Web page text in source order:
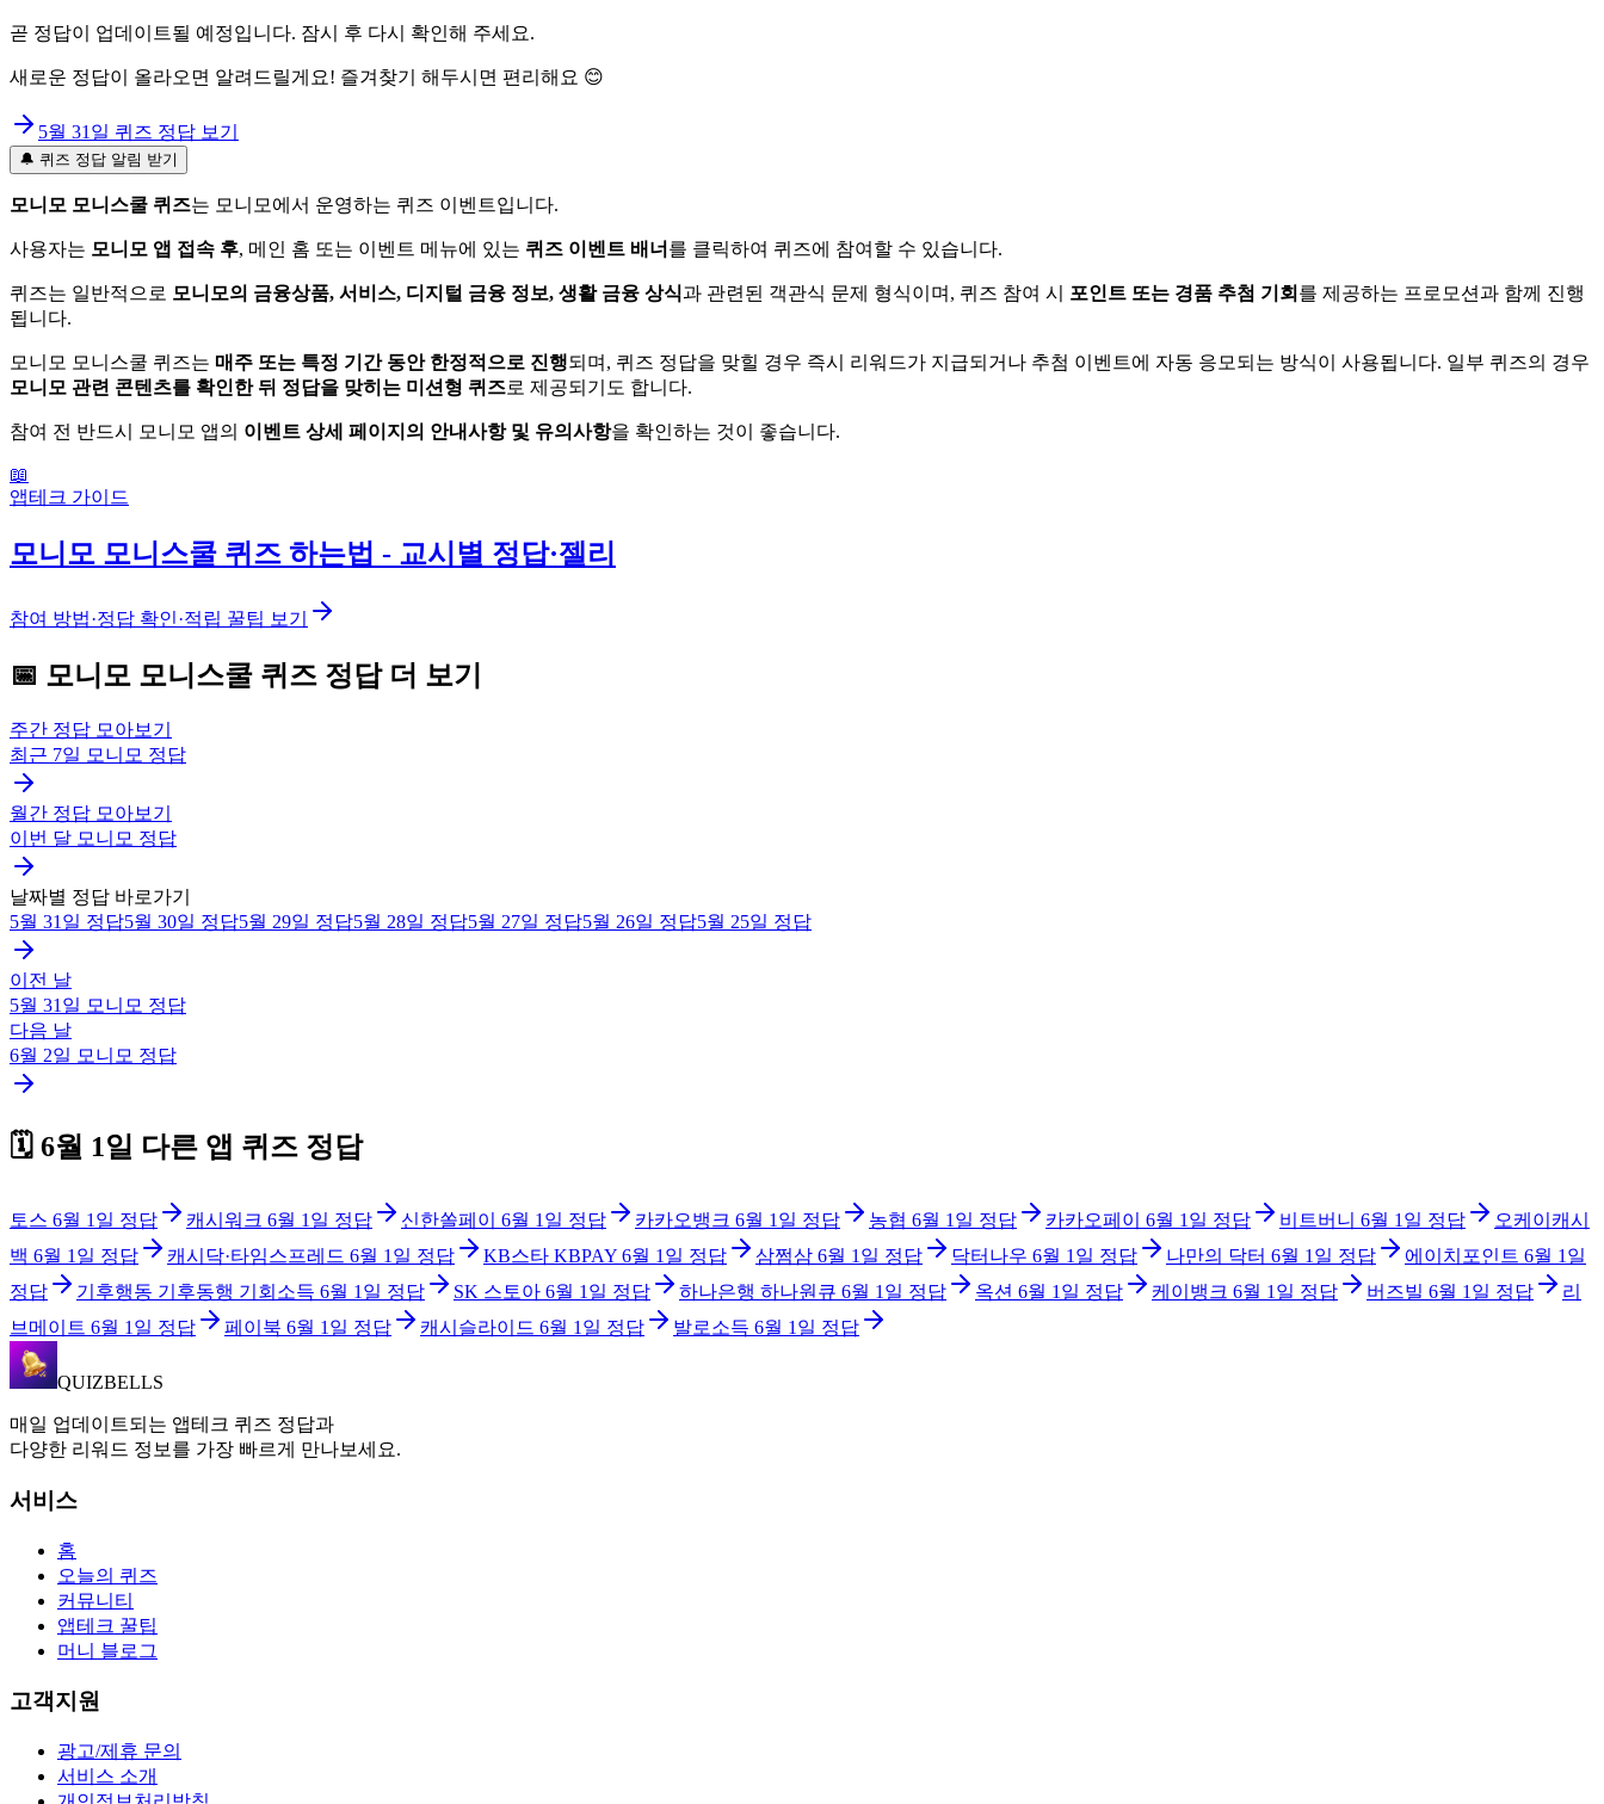
곧 정답이 업데이트될 예정입니다. 잠시 후 다시 확인해 주세요.
새로운 정답이 올라오면 알려드릴게요! 즐겨찾기 해두시면 편리해요 😊
5월 31일 퀴즈 정답 보기
🔔 퀴즈 정답 알림 받기
모니모 모니스쿨 퀴즈는 모니모에서 운영하는 퀴즈 이벤트입니다.
사용자는 모니모 앱 접속 후, 메인 홈 또는 이벤트 메뉴에 있는 퀴즈 이벤트 배너 를 클릭하여 퀴즈에 참여할 수 있습니다.
퀴즈는 일반적으로 모니모의 금융상품, 서비스, 디지털 금융 정보, 생활 금융 상식과 관련된 객관식 문제 형식이며, 퀴즈 참여 시 포인트 또는 경품 추첨 기회 를 제공하는 프로모션과 함께 진행
됩니다.
모니모 모니스쿨 퀴즈는 매주 또는 특정 기간 동안 한정적으로 진행되며, 퀴즈 정답을 맞힐 경우 즉시 리워드가 지급되거나 추첨 이벤트에 자동 응모되는 방식이 사용됩니다. 일부 퀴즈의 경우
모니모 관련 콘텐츠를 확인한 뒤 정답을 맞히는 미션형 퀴즈로 제공되기도 합니다.
참여 전 반드시 모니모 앱의 이벤트 상세 페이지의 안내사항 및 유의사항을 확인하는 것이 좋습니다.
📖
앱테크 가이드
모니모 모니스쿨 퀴즈 하는법 - 교시별 정답·젤리
참여 방법·정답 확인·적립 꿀팁 보기
📅 모니모 모니스쿨 퀴즈 정답 더 보기
주간 정답 모아보기
최근 7일 모니모 정답
월간 정답 모아보기
이번 달 모니모 정답
날짜별 정답 바로가기
5월 31일 정답5월 30일 정답5월 29일 정답5월 28일 정답5월 27일 정답5월 26일 정답5월 25일 정답
이전 날
5월 31일 모니모 정답
다음 날
6월 2일 모니모 정답
🗓️ 6월 1일 다른 앱 퀴즈 정답
토스 6월 1일 정답 캐시워크 6월 1일 정답 신한쏠페이 6월 1일 정답 카카오뱅크 6월 1일 정답 농협 6월 1일 정답 카카오페이 6월 1일 정답 비트버니 6월 1일 정답
오케이캐시
백 6월 1일 정답 캐시닥·타임스프레드 6월 1일 정답 KB스타 KBPAY 6월 1일 정답 삼쩜삼 6월 1일 정답 닥터나우 6월 1일 정답 나만의 닥터 6월 1일 정답 에이치포인트 6월 1일
정답
기후행동 기후동행 기회소득 6월 1일 정답 SK 스토아 6월 1일 정답 하나은행 하나원큐 6월 1일 정답 옥션 6월 1일 정답 케이뱅크 6월 1일 정답 버즈빌 6월 1일 정답
리
브메이트 6월 1일 정답 페이북 6월 1일 정답 캐시슬라이드 6월 1일 정답 발로소득 6월 1일 정답
QUIZBELLS
매일 업데이트되는 앱테크 퀴즈 정답과
다양한 리워드 정보를 가장 빠르게 만나보세요.
서비스
홈
오늘의 퀴즈
커뮤니티
앱테크 꿀팁
머니 블로그
고객지원
광고/제휴 문의
서비스 소개